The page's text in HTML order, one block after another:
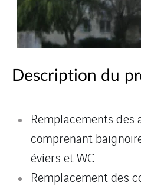
Description du
Remplacements des
comprenant
éviers et WC.
Remplacement des